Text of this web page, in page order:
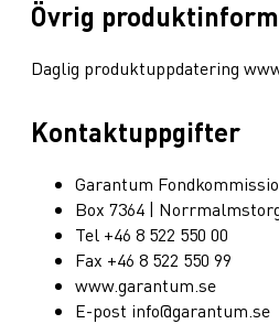
Övrig
Daglig produktuppdatering
Kontaktuppgifter
Garantum
Box 7364 |
Tel +46 8 522 550 00
Fax +46 8 522 550 99
www.garantum.se
E-post info@garantum.se